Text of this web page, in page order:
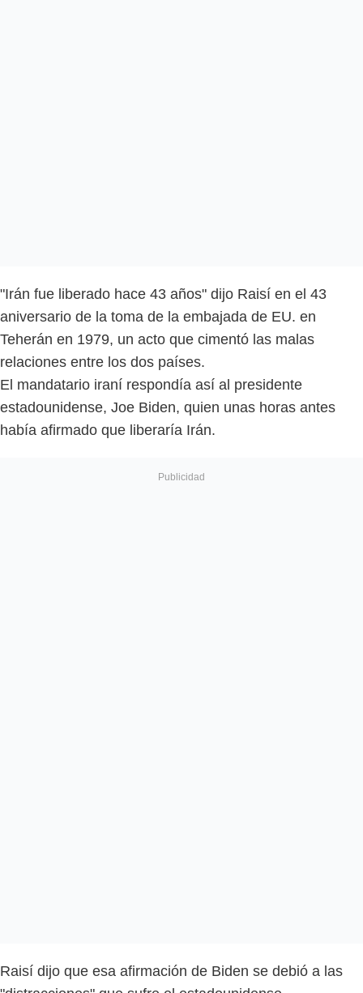
"Irán fue liberado hace 43 años" dijo Raisí en el 43
aniversario de la toma de la embajada de EU. en
Teherán en 1979, un acto que cimentó las malas
relaciones entre los dos países.
El mandatario iraní respondía así al presidente
estadounidense, Joe Biden, quien unas horas antes
había afirmado que liberaría Irán.
Raisí dijo que esa afirmación de Biden se debió a las